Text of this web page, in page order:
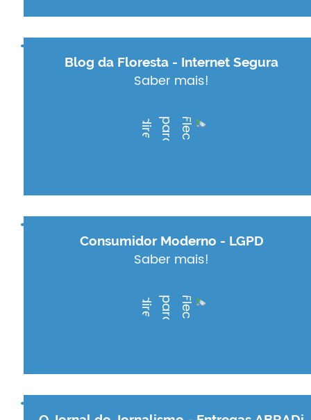
Blog da Floresta - Internet Segura
Saber mais!
Consumidor Moderno - LGPD
Saber mais!